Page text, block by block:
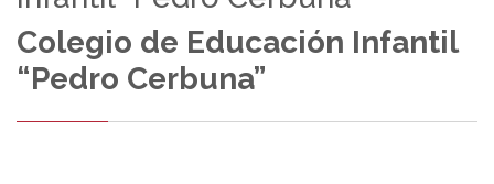
Colegio de Educación Infantil
“Pedro Cerbuna”